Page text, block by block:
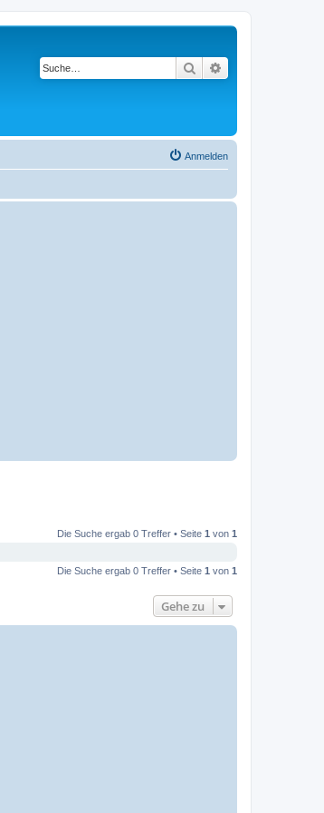
Suche
Anmelden
Die Suche ergab 0 Treffer • Seite 1 von 1
Die Suche ergab 0 Treffer • Seite 1 von 1
Gehe zu